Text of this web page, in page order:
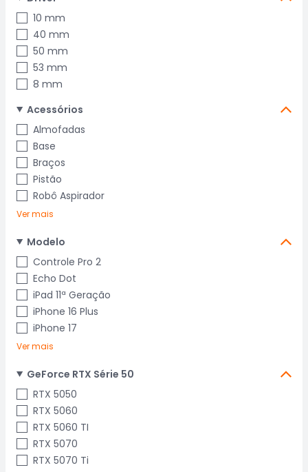
10 mm
40 mm
50 mm
53 mm
8 mm
Acessórios
Almofadas
Base
Braços
Pistão
Robô Aspirador
Ver mais
Modelo
Controle Pro 2
Echo Dot
iPad 11ª Geração
iPhone 16 Plus
iPhone 17
Ver mais
GeForce RTX Série 50
RTX 5050
RTX 5060
RTX 5060 TI
RTX 5070
RTX 5070 Ti